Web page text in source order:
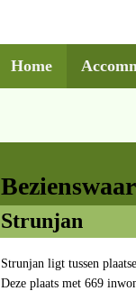
Home
Strunjan
Strunjan ligt tussen
Deze plaats met 669